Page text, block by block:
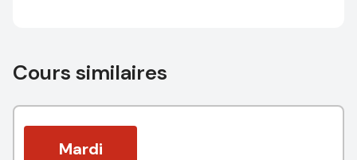
Cours similaires
Mardi